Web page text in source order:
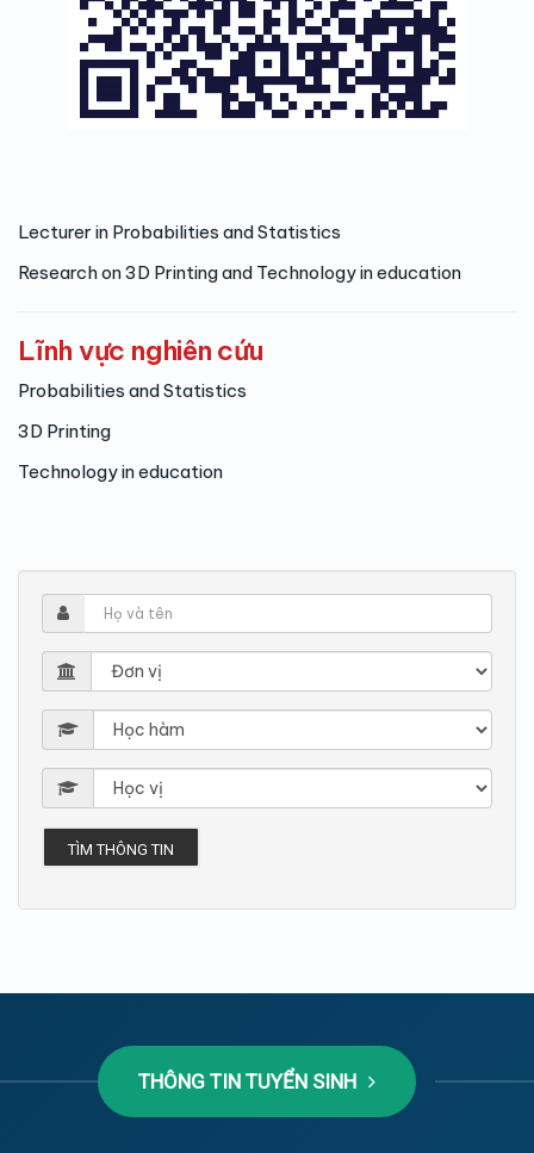
Lecturer in Probabilities and Statistics
Research on 3D Printing and Technology in education
Lĩnh vực nghiên cứu
Probabilities and Statistics
3D Printing
Technology in education
TÌM THÔNG TIN
THÔNG TIN TUYỂN SINH